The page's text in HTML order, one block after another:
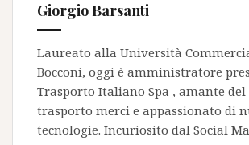
Giorgio Barsanti
Laureato alla Università
Bocconi, oggi è amministratore
Trasporto Italiano Spa , amante
trasporto merci e appassionato di
tecnologie. Incuriosito dal Social